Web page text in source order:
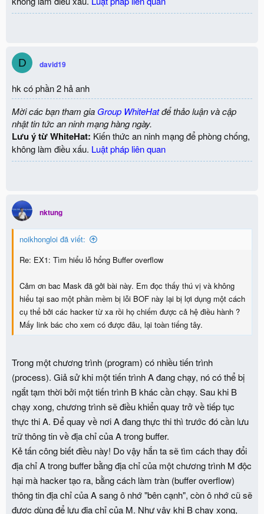
D david19
hk có phần 2 hả anh
Mời các bạn tham gia Group WhiteHatđể thảo luận và cập
nhật tin tức an ninh mạng hàng ngày.
Lưu ý từ WhiteHat: Kiến thức an ninh mạng để phòng chống,
không làm điều xấu. Luật pháp liên quan
nktung
noikhongloi đã viết:
Re: EX1: Tìm hiểu lỗ hổng Buffer overflow
Cảm ơn bac Mask đã gởi bài này. Em đọc thấy thú vị và không
hiểu tại sao một phần mềm bị lỗi BOF này lại bị lợi dụng một cách
cụ thể bởi các hacker từ xa rồi họ chiếm được cả hệ điều hành ?
Mấy link bác cho xem có được đâu, lại toàn tiếng tây.
Trong một chương trình (program) có nhiều tiến trình
(process). Giả sử khi một tiến trình A đang chạy, nó có thể bị
ngắt tạm thời bởi một tiến trình B khác cần chạy. Sau khi B
chạy xong, chương trình sẽ điều khiển quay trở về tiếp tục
thực thi A. Để quay về nơi A đang thực thi thì trước đó cần lưu
trữ thông tin về địa chỉ của A trong buffer.
Kẻ tấn công biết điều này! Do vậy hắn ta sẽ tìm cách thay đổi
địa chỉ A trong buffer bằng địa chỉ của một chương trình M độc
hại mà hacker tạo ra, bằng cách làm tràn (buffer overflow)
thông tin địa chỉ của A sang ô nhớ "bên cạnh", còn ô nhớ cũ sẽ
được dùng để lưu địa chỉ của M. Như vậy khi B chạy xong,